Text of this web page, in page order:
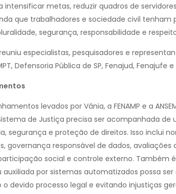
intensificar metas, reduzir quadros de
que trabalhadores e sociedade civil
segurança, responsabilidade e
especialistas, pesquisadores e
Defensoria Pública de SP, Fenajud, Fenajufe
levados por Vânia, a FENAMP e a
de Justiça precisa ser acompanhada
segurança e proteção de direitos. Isso inclui
governança responsável de dados,
social e controle externo. Também
auxiliada por sistemas automatizados possa
o devido processo legal e evitando injustiças